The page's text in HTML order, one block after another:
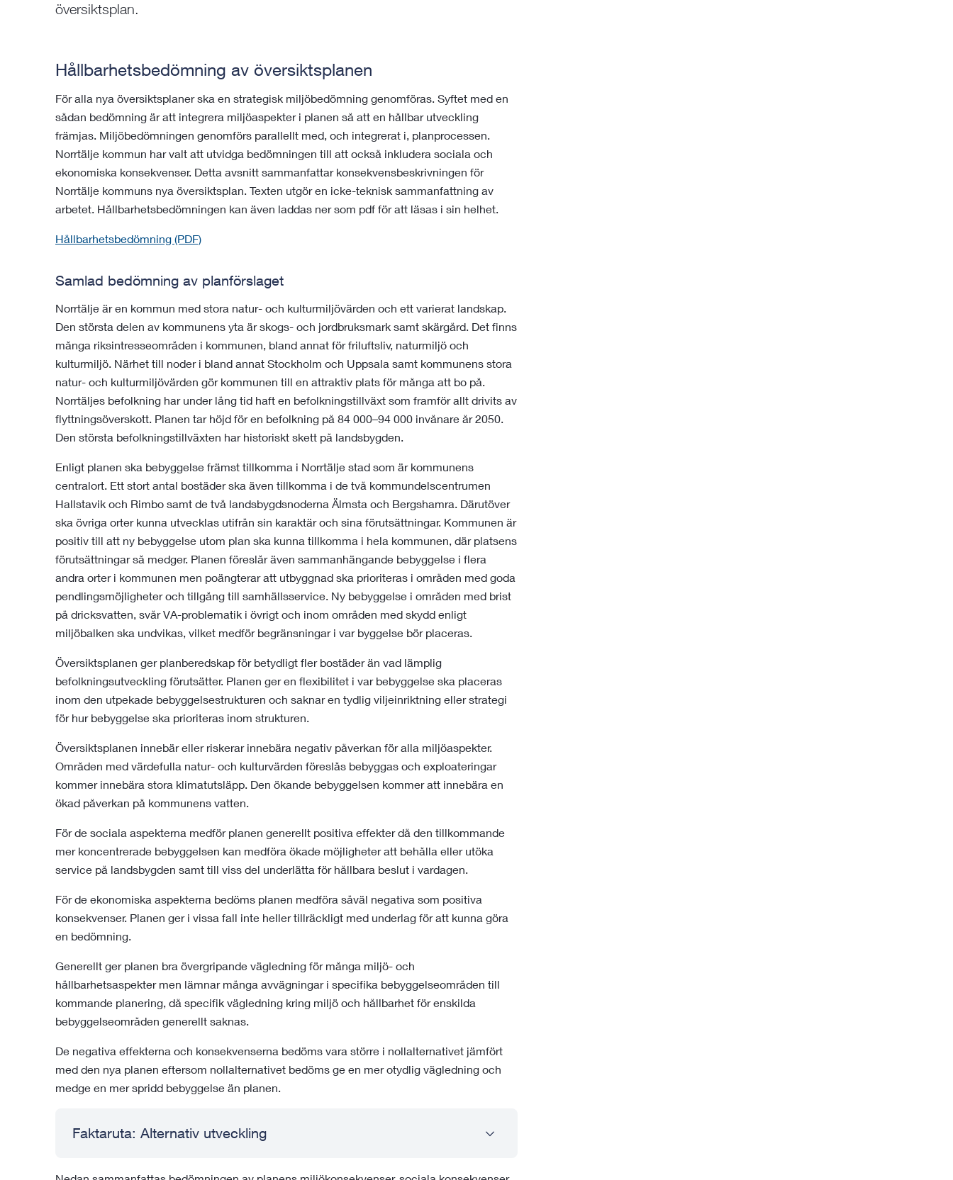
översiktsplan.
Hållbarhetsbedömning av översiktsplanen
För alla nya översiktsplaner ska en strategisk miljöbedömning genomföras. Syftet med en
sådan bedömning är att integrera miljöaspekter i planen så att en hållbar utveckling
främjas. Miljöbedömningen genomförs parallellt med, och integrerat i, planprocessen.
Norrtälje kommun har valt att utvidga bedömningen till att också inkludera sociala och
ekonomiska konsekvenser. Detta avsnitt sammanfattar konsekvensbeskrivningen för
Norrtälje kommuns nya översiktsplan. Texten utgör en icke-teknisk sammanfattning av
arbetet. Hållbarhetsbedömningen kan även laddas ner som pdf för att läsas i sin helhet.
Hållbarhetsbedömning (PDF)
Samlad bedömning av planförslaget
Norrtälje är en kommun med stora natur- och kulturmiljövärden och ett varierat landskap.
Den största delen av kommunens yta är skogs- och jordbruksmark samt skärgård. Det finns
många riksintresseområden i kommunen, bland annat för friluftsliv, naturmiljö och
kulturmiljö. Närhet till noder i bland annat Stockholm och Uppsala samt kommunens stora
natur- och kulturmiljövärden gör kommunen till en attraktiv plats för många att bo på.
Norrtäljes befolkning har under lång tid haft en befolkningstillväxt som framför allt drivits av
flyttningsöverskott. Planen tar höjd för en befolkning på 84 000–94 000 invånare år 2050.
Den största befolkningstillväxten har historiskt skett på landsbygden.
Enligt planen ska bebyggelse främst tillkomma i Norrtälje stad som är kommunens
centralort. Ett stort antal bostäder ska även tillkomma i de två kommundelscentrumen
Hallstavik och Rimbo samt de två landsbygdsnoderna Älmsta och Bergshamra. Därutöver
ska övriga orter kunna utvecklas utifrån sin karaktär och sina förutsättningar. Kommunen är
positiv till att ny bebyggelse utom plan ska kunna tillkomma i hela kommunen, där platsens
förutsättningar så medger. Planen föreslår även sammanhängande bebyggelse i flera
andra orter i kommunen men poängterar att utbyggnad ska prioriteras i områden med goda
pendlingsmöjligheter och tillgång till samhällsservice. Ny bebyggelse i områden med brist
på dricksvatten, svår VA-problematik i övrigt och inom områden med skydd enligt
miljöbalken ska undvikas, vilket medför begränsningar i var byggelse bör placeras.
Översiktsplanen ger planberedskap för betydligt fler bostäder än vad lämplig
befolkningsutveckling förutsätter. Planen ger en flexibilitet i var bebyggelse ska placeras
inom den utpekade bebyggelsestrukturen och saknar en tydlig viljeinriktning eller strategi
för hur bebyggelse ska prioriteras inom strukturen.
Översiktsplanen innebär eller riskerar innebära negativ påverkan för alla miljöaspekter.
Områden med värdefulla natur- och kulturvärden föreslås bebyggas och exploateringar
kommer innebära stora klimatutsläpp. Den ökande bebyggelsen kommer att innebära en
ökad påverkan på kommunens vatten.
För de sociala aspekterna medför planen generellt positiva effekter då den tillkommande
mer koncentrerade bebyggelsen kan medföra ökade möjligheter att behålla eller utöka
service på landsbygden samt till viss del underlätta för hållbara beslut i vardagen.
För de ekonomiska aspekterna bedöms planen medföra såväl negativa som positiva
konsekvenser. Planen ger i vissa fall inte heller tillräckligt med underlag för att kunna göra
en bedömning.
Generellt ger planen bra övergripande vägledning för många miljö- och
hållbarhetsaspekter men lämnar många avvägningar i specifika bebyggelseområden till
kommande planering, då specifik vägledning kring miljö och hållbarhet för enskilda
bebyggelseområden generellt saknas.
De negativa effekterna och konsekvenserna bedöms vara större i nollalternativet jämfört
med den nya planen eftersom nollalternativet bedöms ge en mer otydlig vägledning och
medge en mer spridd bebyggelse än planen.
Faktaruta: Alternativ utveckling